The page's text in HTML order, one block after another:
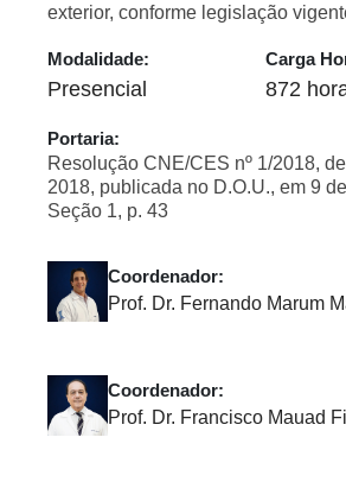
exterior, conforme legislação
Modalidade:
Presencial
Carga
872
Portaria:
Resolução CNE/CES nº 1/2018,
2018, publicada no D.O.U., em 9
Seção 1, p. 43
Coordenador:
Prof. Dr. Fernando Marum
Coordenador:
Prof. Dr. Francisco Mauad